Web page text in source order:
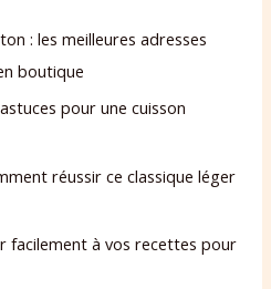
: les meilleures adresses
boutique
pour une cuisson
réussir ce classique léger
facilement à vos recettes pour